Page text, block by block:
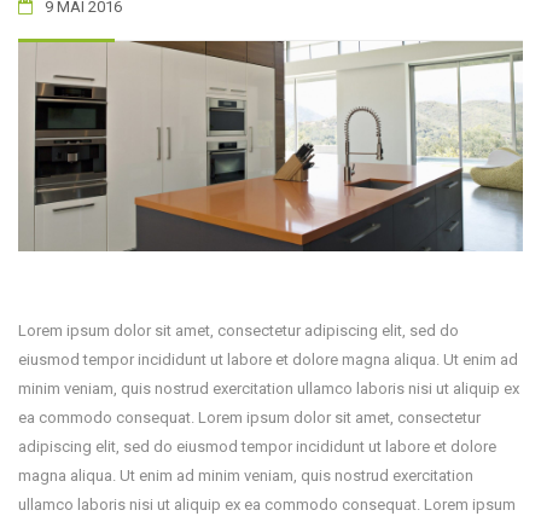
9 MAI 2016
Lorem ipsum dolor sit amet, consectetur adipiscing elit, sed do
eiusmod tempor incididunt ut labore et dolore magna aliqua. Ut enim ad
minim veniam, quis nostrud exercitation ullamco laboris nisi ut aliquip ex
ea commodo consequat. Lorem ipsum dolor sit amet, consectetur
adipiscing elit, sed do eiusmod tempor incididunt ut labore et dolore
magna aliqua. Ut enim ad minim veniam, quis nostrud exercitation
ullamco laboris nisi ut aliquip ex ea commodo consequat. Lorem ipsum